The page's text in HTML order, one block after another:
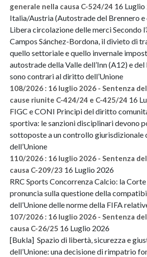
generale nella causa C-524/24 16
Italia/Austria (Autostrade del Brennero e
Libera circolazione delle merci Secondo
Campos Sánchez-Bordona, il divieto di
quello settoriale e quello invernale
autostrade della Valle dell’Inn (A12) e
sono contrari al diritto dell’Unione
108/2026 : 16 luglio 2026 - Sentenza
cause riunite C-424/24 e C-425/24 16
FIGC e CONI Principi del diritto
sportiva: le sanzioni disciplinari devono
sottoposte a un controllo
dell’Unione
110/2026 : 16 luglio 2026 - Sentenza
causa C-209/23 16 Luglio 2026
RRC Sports Concorrenza Calcio: la
pronuncia sulla questione della
dell’Unione delle norme della FIFA
107/2026 : 16 luglio 2026 - Sentenza
causa C-26/25 16 Luglio 2026
[Bukla] Spazio di libertà, sicurezza e
dell’Unione: una decisione di rimpatrio